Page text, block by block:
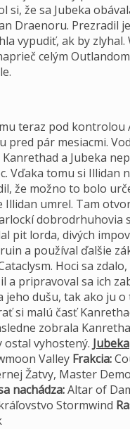
si, že sa Jubeka
Draenoru. Prezradil
vypudiť, ak by
celým
teraz pod kontrolou
pred pár mesiacmi.
a Jubeka
Vďaka tomu si Illidan
že možno to bolo
Illidan umrel. Tam
dobrodrhuhovia
pit lorda, divých
a používal ďalšie
Hoci sa zdalo,
pripravoval sa ich
dušu, tak ako ju o
si malú časť
zobrala
ostal vyhostený. Jubeka
Valley Frakcia:
Žatvy, Master
nachádza:Altar of
Stormwind